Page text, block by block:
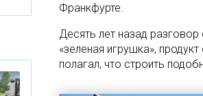
Франкфурте.
Десять лет назад
«зеленая игрушка»,
полагал, что строить